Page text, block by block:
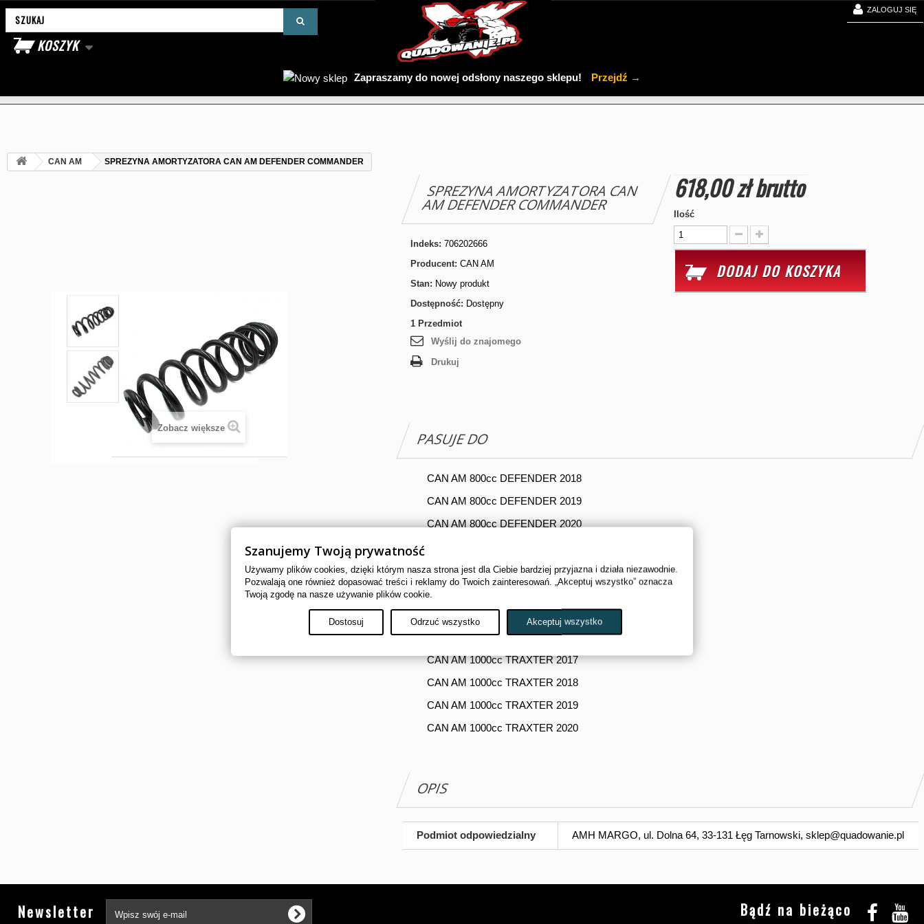
ZALOGUJ SIĘ
Zapraszamy do nowej odsłony naszego sklepu! Przejdź →
KOSZYK
Wyszukaj produkt
CAN AM SPREZYNA AMORTYZATORA CAN AM DEFENDER COMMANDER
Zobacz większe
SPREZYNA AMORTYZATORA CAN
AM DEFENDER COMMANDER
Indeks: 706202666
Producent: CAN AM
Stan: Nowy produkt
Dostępność: Dostępny
1 Przedmiot
Wyślij do znajomego
Drukuj
618,00 złbrutto
Ilość
DODAJ DO KOSZYKA
PASUJE DO
CAN AM 800cc DEFENDER 2018
CAN AM 800cc DEFENDER 2019
CAN AM 800cc DEFENDER 2020
CAN AM 1000cc DEFENDER 2018
CAN AM 1000cc DEFENDER 2019
CAN AM 1000cc DEFENDER 2020
CAN AM 700cc DEFENDER 2022
CAN AM 1000cc TRAXTER 2017
CAN AM 1000cc TRAXTER 2018
CAN AM 1000cc TRAXTER 2019
CAN AM 1000cc TRAXTER 2020
OPIS
Podmiot odpowiedzialny AMH MARGO, ul. Dolna 64, 33-131 Łęg Tarnowski, sklep@quadowanie.pl
Newsletter Bądź na bieżąco
Szanujemy Twoją prywatność
Używamy plików cookies, dzięki którym nasza strona jest dla Ciebie bardziej przyjazna i działa niezawodnie.
Pozwalają one również dopasować treści i reklamy do Twoich zainteresowań. „Akceptuj wszystko” oznacza
Twoją zgodę na nasze używanie plików cookie.
Dostosuj Odrzuć wszystko Akceptuj wszystko